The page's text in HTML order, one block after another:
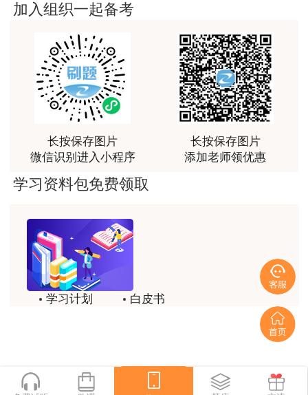
用户m5****66
3位老师，讲的都非常的好
用户m9****88
建设工程教育网很给力，课程逻辑清晰，老师讲解通
俗易懂，重点突出，模拟题质量高，押题卷压中的知
识点很多，尤其是实务简答题秘籍压中将近70%的小
荐[强][强]
用户jl****un
用户m9****66
老师讲课认真负责，要点突出；我考试通过了。
用户m9****66
老师讲课认真负责，要点突出；我考试通过了。
用户s****02
加入组织一起备考
长按保存图片
微信识别进入小程序
长按保存图片
添加老师领优惠
学习资料包免费领取
学习计划
白皮书